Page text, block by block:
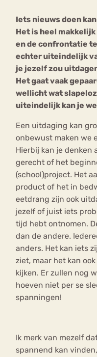
Iets nieuws doen
Het is heel
en de confrontatie
echter uiteindelijk
je jezelf zou
Het gaat vaak
wellicht wat
uiteindelijk kan je
Een uitdaging kan
onbewust maken we
Hierbij kan je denken
gerecht of het
(school)project. Het
product of het in
eetdrang zijn ook
jezelf of juist iets
tijd hebt ontnomen.
dan de andere.
anders. Het kan iets
ziet, maar het kan
kijken. Er zullen nog
hoeven niet per se
spanningen!
Ik merk van mezelf
spannend kan
Bouli
mia
Nerv
osa
Eetbuien
Orthorexia